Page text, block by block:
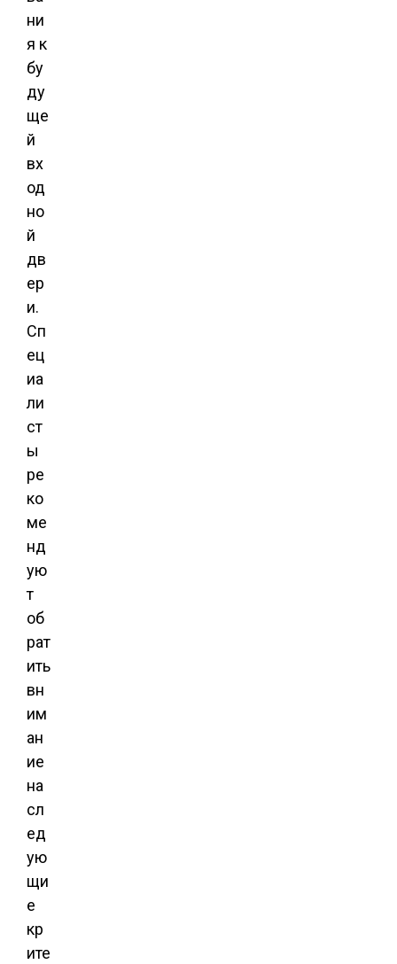
ни
я к
бу
ду
ще
й
вх
од
но
й
дв
ер
и.
Сп
ец
иа
ли
ст
ы
ре
ко
ме
нд
ую
т
об
рат
ить
вн
им
ан
ие
на
сл
ед
ую
щи
е
кр
ите